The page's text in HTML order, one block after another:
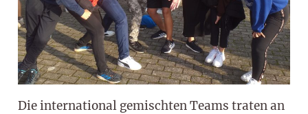
Die international gemischten Teams traten an